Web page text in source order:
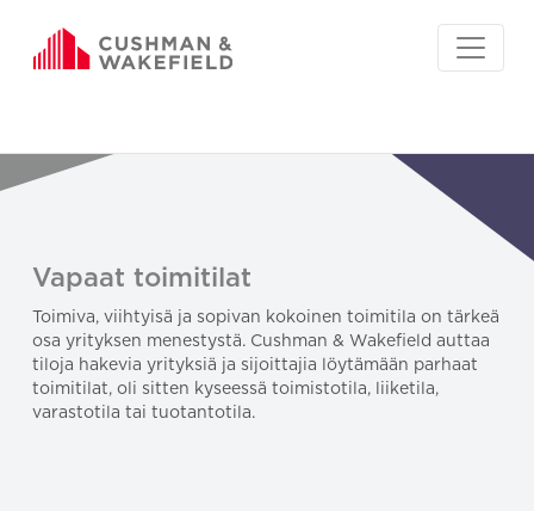
Vapaat toimitilat
Toimiva, viihtyisä ja sopivan kokoinen toimitila on tärkeä
osa yrityksen menestystä. Cushman & Wakefield auttaa
tiloja hakevia yrityksiä ja sijoittajia löytämään parhaat
toimitilat, oli sitten kyseessä toimistotila, liiketila,
varastotila tai tuotantotila.